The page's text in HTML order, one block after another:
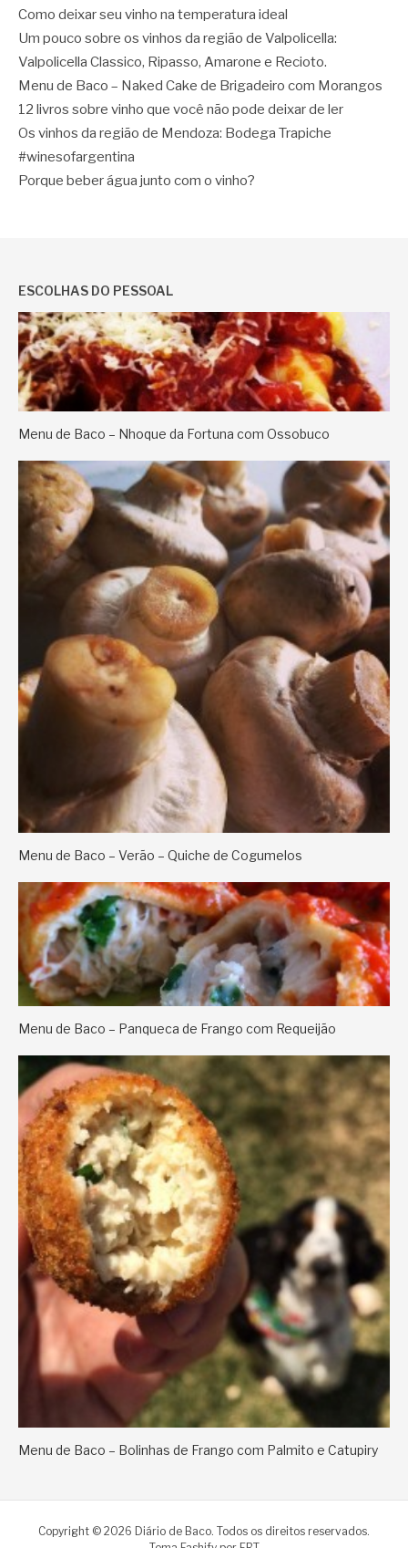
Como deixar seu vinho na temperatura ideal
Um pouco sobre os vinhos da região de Valpolicella:
Valpolicella Classico, Ripasso, Amarone e Recioto.
Menu de Baco – Naked Cake de Brigadeiro com Morangos
12 livros sobre vinho que você não pode deixar de ler
Os vinhos da região de Mendoza: Bodega Trapiche
#winesofargentina
Porque beber água junto com o vinho?
ESCOLHAS DO PESSOAL
Menu de Baco – Nhoque da Fortuna com Ossobuco
Menu de Baco – Verão – Quiche de Cogumelos
Menu de Baco – Panqueca de Frango com Requeijão
Menu de Baco – Bolinhas de Frango com Palmito e Catupiry
Copyright © 2026 Diário de Baco. Todos os direitos reservados.